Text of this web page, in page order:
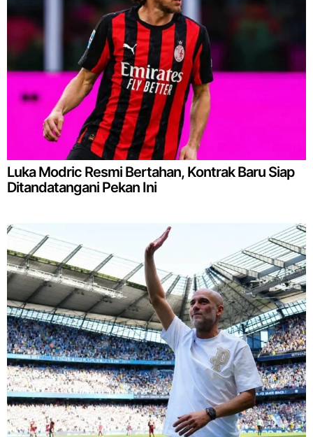
Luka Modric Resmi Bertahan, Kontrak Baru Siap
Ditandatangani Pekan Ini